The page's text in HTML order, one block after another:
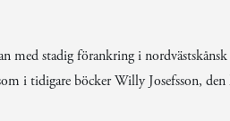
med stadig förankring i
i tidigare böcker Willy Josefsson,